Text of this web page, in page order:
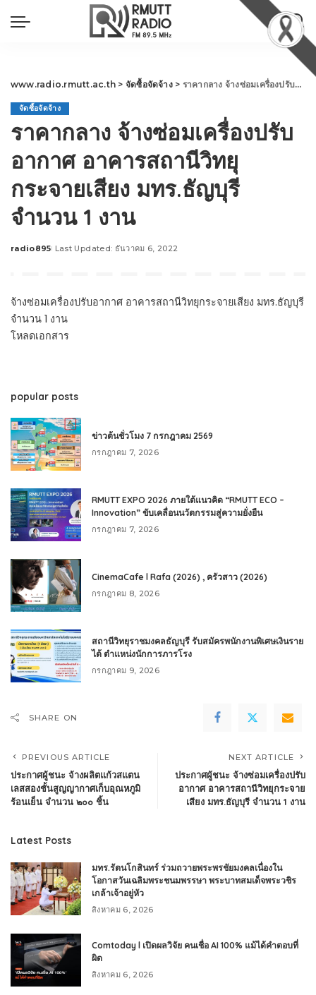
www.radio.rmutt.ac.th > จัดซื้อจัดจ้าง> ราคากลาง จ้างซ่อมเครื่องปรับอากาศ อาคารสถานีวิทยุกระจายเสียง มทร.ธัญบุรี จำนวน 1 งาน
จัดซื้อจัดจ้าง
ราคากลาง จ้างซ่อมเครื่องปรับ
อากาศ อาคารสถานีวิทยุ
กระจายเสียง มทร.ธัญบุรี
จำนวน 1 งาน
Posted
radio895 Last Updated: ธันวาคม 6, 2022
จ้างซ่อมเครื่องปรับอากาศ อาคารสถานีวิทยุกระจายเสียง มทร.ธัญบุรี
จำนวน 1 งาน
โหลดเอกสาร
popular posts
ข่าวต้นชั่วโมง 7 กรกฎาคม 2569
กรกฎาคม 7, 2026
RMUTT EXPO 2026 ภายใต้แนวคิด “RMUTT ECO –
Innovation” ขับเคลื่อนนวัตกรรมสู่ความยั่งยืน
กรกฎาคม 7, 2026
CinemaCafe l Rafa (2026) , ครัวสาว (2026)
กรกฎาคม 8, 2026
สถานีวิทยุราชมงคลธัญบุรี รับสมัครพนักงานพิเศษเงินราย
ได้ ตำแหน่งนักการภารโรง
กรกฎาคม 9, 2026
SHARE ON
PREVIOUS ARTICLE
ประกาศผู้ชนะ จ้างผลิตแก้วสแตน
เลสสองชั้นสูญญากาศเก็บอุณหภูมิ
ร้อนเย็น จำนวน ๒๐๐ ชิ้น
NEXT ARTICLE
ประกาศผู้ชนะ จ้างซ่อมเครื่องปรับ
อากาศ อาคารสถานีวิทยุกระจาย
เสียง มทร.ธัญบุรี จำนวน 1 งาน
Latest Posts
มทร.รัตนโกสินทร์ ร่วมถวายพระพรชัยมงคลเนื่องใน
โอกาสวันเฉลิมพระชนมพรรษา พระบาทสมเด็จพระวชิร
เกล้าเจ้าอยู่หัว
สิงหาคม 6, 2026
Comtoday l เปิดผลวิจัย คนเชื่อ AI 100% แม้ได้คำตอบที่
ผิด
สิงหาคม 6, 2026